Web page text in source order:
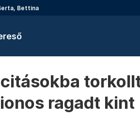
Bettina
ragadt kint